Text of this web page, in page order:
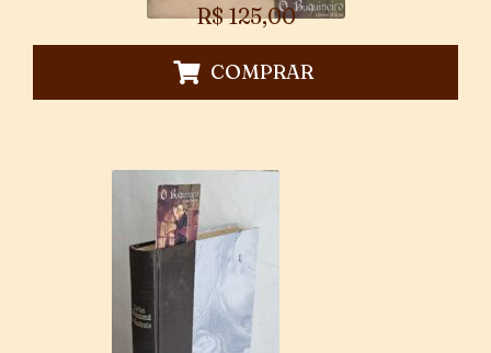
R$125,00
COMPRAR